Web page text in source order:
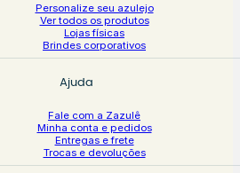
Personalize seu azulejo
Ver todos os produtos
Lojas físicas
Brindes corporativos
Ajuda
Fale com a Zazulê
Minha conta e pedidos
Entregas e frete
Trocas e devoluções